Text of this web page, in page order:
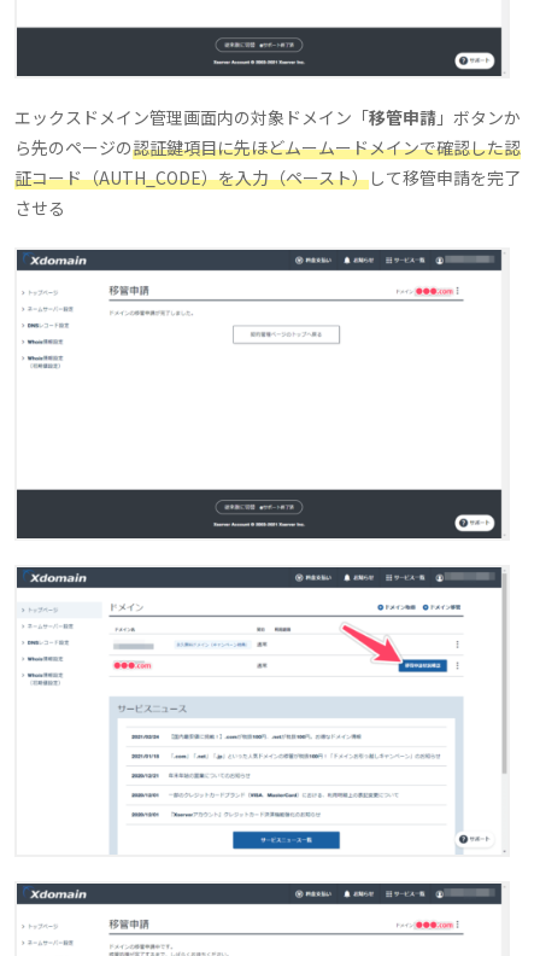
エックスドメイン管理画面内の対象ドメイン「移管申請 」ボタンか
ら先のページの認証鍵項目に先ほどムームードメインで確認した認
証コード（AUTH_CODE）を入力（ペースト）して移管申請を完了
させる